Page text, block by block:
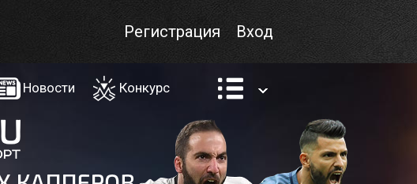
Вход
Регистрация
Новости Конкурс